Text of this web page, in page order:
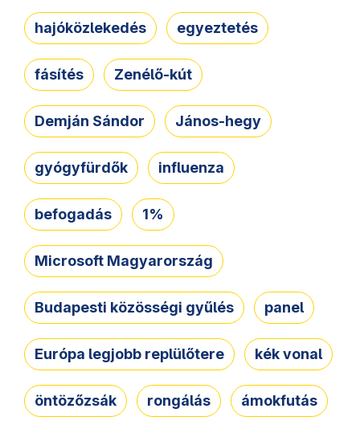
hajóközlekedés egyeztetés
fásítés Zenélő-kút
Demján Sándor János-hegy
gyógyfürdők influenza
befogadás 1%
Microsoft Magyarország
Budapesti közösségi gyűlés panel
Európa legjobb replülőtere kék vonal
öntözőzsák rongálás ámokfutás